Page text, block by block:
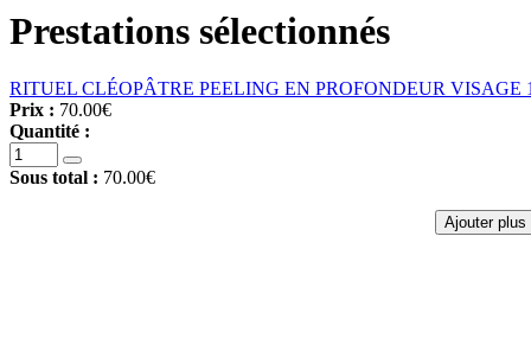
Prestations sélectionnés
RITUEL CLÉOPÂTRE PEELING EN PROFONDEUR VISAGE
Prix : 70.00€
Quantité :
Sous total : 70.00€
Ajouter plus